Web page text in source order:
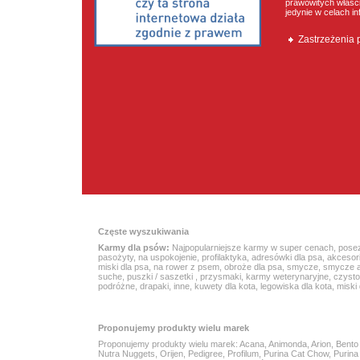
prawowitych
jedynie w celach
Zastrzeżenia
Częste wyszukiwania
Karmy dla psów: Najpopularniejsze karmy w super cenach
pasożyty, na uspokojenie profilaktyka adresówki dla psa
miski dla psa na rower z psem obroże dla psa smycze smycze
suche puszki / saszetki przysmaki karmy weterynaryjne
podróżne drapaki inne kuwety dla kota legowiska dla kota miski
Proponujemy produkty wielu marek
Proponujemy produkty wielu marek: Acana , Animonda, Arion,
Nutra Nuggets , Orijen, Pedigree, Profilum, Purina Cat Chow,